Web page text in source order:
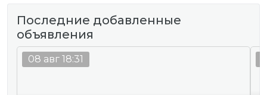
Последние добавленные
объявления
08 авг 18:31